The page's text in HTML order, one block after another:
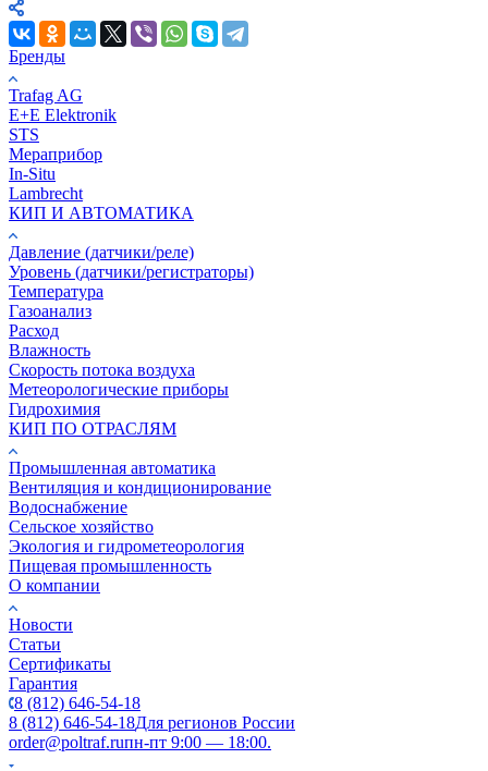
Бренды
Trafag AG
E+E Elektronik
STS
Мераприбор
In-Situ
Lambrecht
КИП И АВТОМАТИКА
Давление (датчики/реле)
Уровень (датчики/регистраторы)
Температура
Газоанализ
Расход
Влажность
Скорость потока воздуха
Метеорологические приборы
Гидрохимия
КИП ПО ОТРАСЛЯМ
Промышленная автоматика
Вентиляция и кондиционирование
Водоснабжение
Сельское хозяйство
Экология и гидрометеорология
Пищевая промышленность
О компании
Новости
Статьи
Сертификаты
Гарантия
8 (812) 646-54-18
8 (812) 646-54-18Для регионов России
order@poltraf.ruпн-пт 9:00 — 18:00.